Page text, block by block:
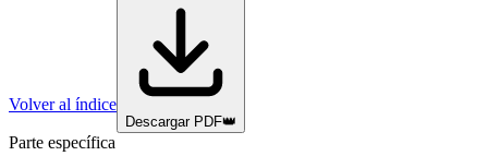
Volver al índice
Descargar PDF👑
Parte específica